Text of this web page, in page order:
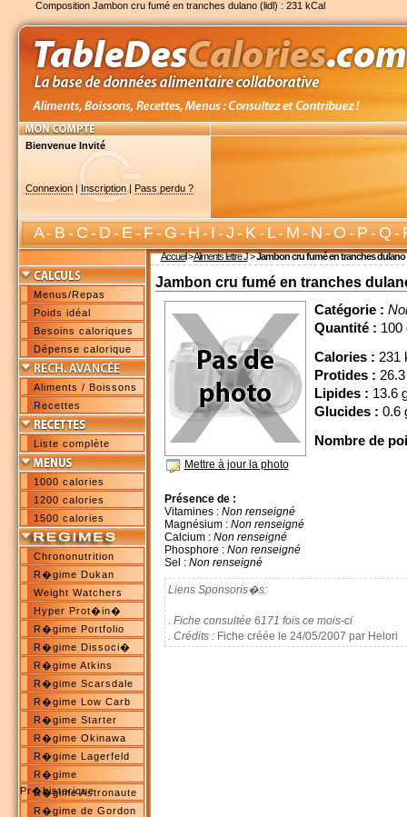
Composition Jambon cru fumé en tranches dulano (lidl) : 231 kCal
Bienvenue Invité
Connexion| Inscription| Pass perdu ?
A-B-C-D-E-F-G-H-I-J-K-L-M-N-O-P-Q-
Accueil>Aliments lettre J>Jambon cru fumé en tranches dulano
Menus/Repas
Poids idéal
Besoins caloriques
Dépense calorique
Aliments / Boissons
Recettes
Liste complète
1000 calories
1200 calories
1500 calories
Chrononutrition
R�gime Dukan
Weight Watchers
Hyper Prot�in�
R�gime Portfolio
R�gime Dissoci�
R�gime Atkins
R�gime Scarsdale
R�gime Low Carb
R�gime Starter
R�gime Okinawa
R�gime Lagerfeld
R�gime
Pr�historique
R�gime Astronaute
R�gime de Gordon
Jambon cru fumé en tranches
Mettre à jour la photo
Catégorie :
Quantité : 100
Calories : 231
Protides :
Lipides : 13.6
Glucides : 0.6
Nombre de
Présence de :
Vitamines : Non renseigné
Magnésium : Non renseigné
Calcium : Non renseigné
Phosphore : Non renseigné
Sel : Non renseigné
Liens Sponsoris�s:
. Fiche consultée 6171 fois ce mois-ci
. Crédits :Fiche créée le 24/05/2007 par Helori